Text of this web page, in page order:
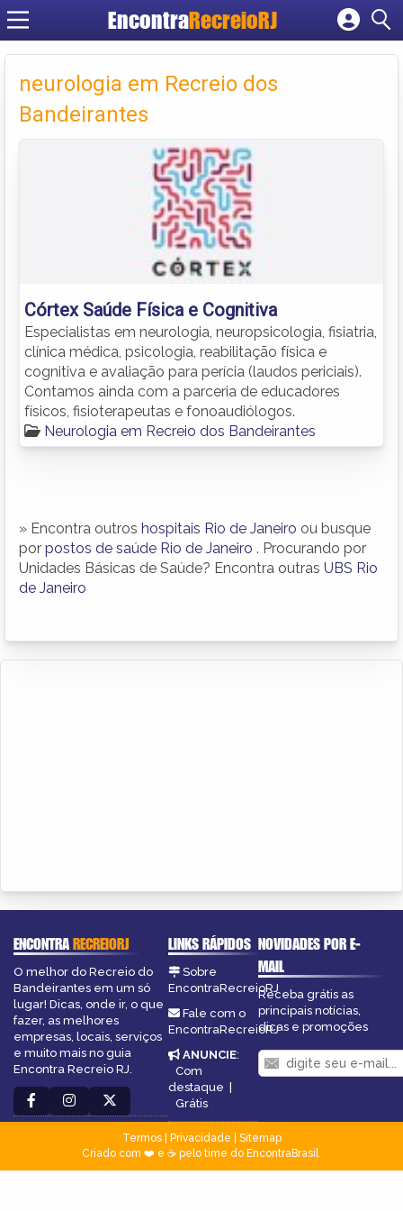
EncontraRecreioRJ
Cadastrar empresa
Criar conta
neurologia em Recreio dos
Bandeirantes
Córtex Saúde Física e Cognitiva
Especialistas em neurologia, neuropsicologia, fisiatria,
clínica médica, psicologia, reabilitação física e
cognitiva e avaliação para perícia (laudos periciais).
Contamos ainda com a parceria de educadores
físicos, fisioterapeutas e fonoaudiólogos.
Neurologia em Recreio dos Bandeirantes
» Encontra outros hospitais Rio de Janeiro ou busque
por postos de saúde Rio de Janeiro . Procurando por
Unidades Básicas de Saúde? Encontra outras UBS Rio
de Janeiro
ENCONTRARECREIORJ
O melhor do Recreio do
Bandeirantes em um só
lugar! Dicas, onde ir, o que
fazer, as melhores
empresas, locais, serviços
e muito mais no guia
Encontra Recreio RJ.
LINKS RÁPIDOS
Sobre
EncontraRecreioRJ
Fale com o
EncontraRecreioRJ
ANUNCIE:
Com
destaque |
Grátis
NOVIDADES POR E-
MAIL
Receba grátis as
principais notícias,
dicas e promoções
Termos| Privacidade
Sitemap
Criado com ❤️ e ☕ pelo time do EncontraBrasil